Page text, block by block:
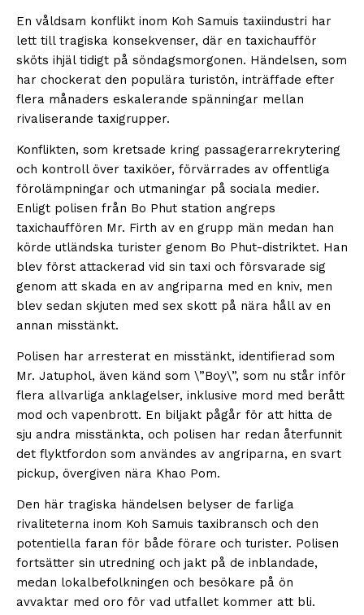
En våldsam konflikt inom Koh Samuis taxiindustri har
lett till tragiska konsekvenser, där en taxichaufför
sköts ihjäl tidigt på söndagsmorgonen. Händelsen, som
har chockerat den populära turistön, inträffade efter
flera månaders eskalerande spänningar mellan
rivaliserande taxigrupper.
Konflikten, som kretsade kring passagerarrekrytering
och kontroll över taxiköer, förvärrades av offentliga
förolämpningar och utmaningar på sociala medier.
Enligt polisen från Bo Phut station angreps
taxichauffören Mr. Firth av en grupp män medan han
körde utländska turister genom Bo Phut-distriktet. Han
blev först attackerad vid sin taxi och försvarade sig
genom att skada en av angriparna med en kniv, men
blev sedan skjuten med sex skott på nära håll av en
annan misstänkt.
Polisen har arresterat en misstänkt, identifierad som
Mr. Jatuphol, även känd som \”Boy\”, som nu står inför
flera allvarliga anklagelser, inklusive mord med berått
mod och vapenbrott. En biljakt pågår för att hitta de
sju andra misstänkta, och polisen har redan återfunnit
det flyktfordon som användes av angriparna, en svart
pickup, övergiven nära Khao Pom.
Den här tragiska händelsen belyser de farliga
rivaliteterna inom Koh Samuis taxibransch och den
potentiella faran för både förare och turister. Polisen
fortsätter sin utredning och jakt på de inblandade,
medan lokalbefolkningen och besökare på ön
avvaktar med oro för vad utfallet kommer att bli.